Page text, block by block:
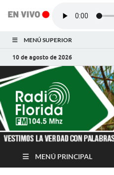
MENÚ SUPERIOR
10 de agosto de 2026
Noticias y
MENÚ PRINCIPAL